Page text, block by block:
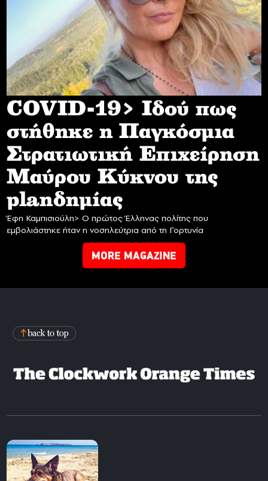
COVID-19> Iδού πως
στήθηκε η Παγκόσμια
Στρατιωτική Επιχείρηση
Mαύρου Κύκνου της
planδημίας
Έφη Καμπισιούλη> Ο πρώτος Έλληνας πολίτης που
εμβολιάστηκε ήταν η νοσηλεύτρια από τη Γορτυνία
MORE MAGAZINE